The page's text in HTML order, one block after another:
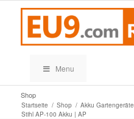
Menu
Shop
Startseite / Shop / Akku Gartengeräte
Stihl AP-100 Akku | AP